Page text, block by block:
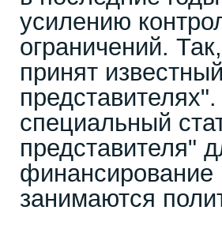
усилению
ограничений.
принят
специальный
представителя"
финансирование
занимаются